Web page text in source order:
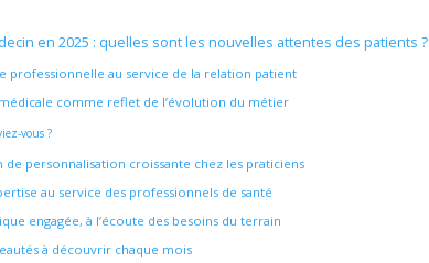
en 2025 : quelles sont les nouvelles attentes des patients ?
professionnelle au service de la relation patient
comme reflet de l’évolution du métier
vous ?
de personnalisation croissante chez les praticiens
au service des professionnels de santé
engagée, à l’écoute des besoins du terrain
à découvrir chaque mois